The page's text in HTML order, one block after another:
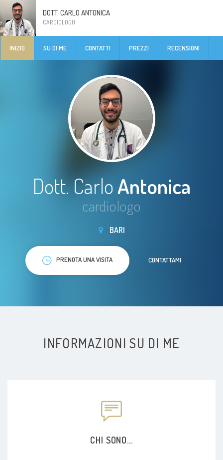
DOTT. CARLO ANTONICA
CARDIOLOGO
INIZIO SU DI ME CONTATTI PREZZI RECENSIONI
Dott. CarloAntonica
cardiologo
BARI
PRENOTA UNA VISITA CONTATTAMI
INFORMAZIONI SU DI ME
CHI SONO...